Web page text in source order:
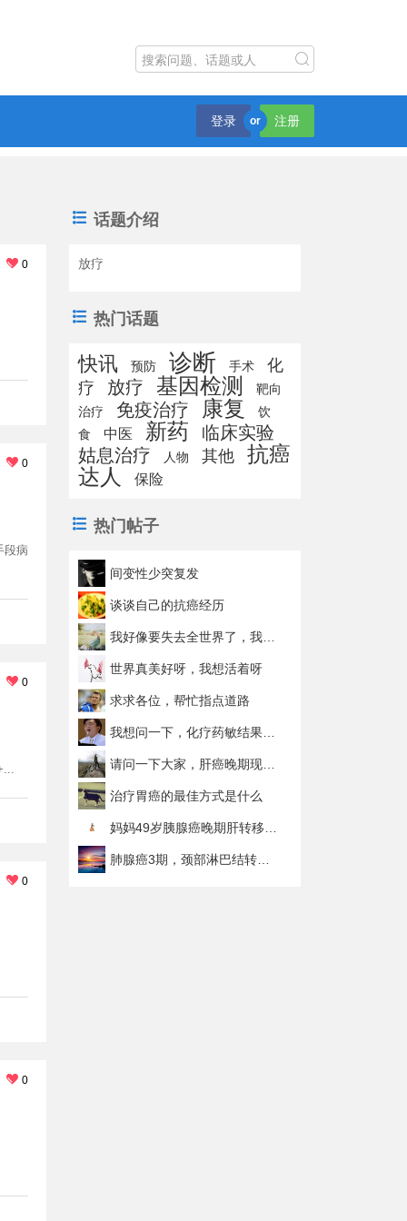
登录 or 注册
0
0
段病
0
0
0
话题介绍
放疗
热门话题
快讯 预防 诊断 手术
化
疗
放疗 基因检测
靶向
治疗
免疫治疗 康复
饮
食
中医 新药
临床实验
姑息治疗
人物 其他
抗癌
达人
保险
热门帖子
间变性少突复发
谈谈自己的抗癌经历
世界真美好呀，我想活着呀
求求各位，帮忙指点道路
治疗胃癌的最佳方式是什么